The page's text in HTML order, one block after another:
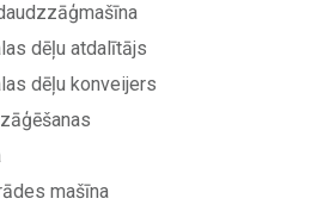
dēļu atdalītājs
dēļu konveijers
mašīna